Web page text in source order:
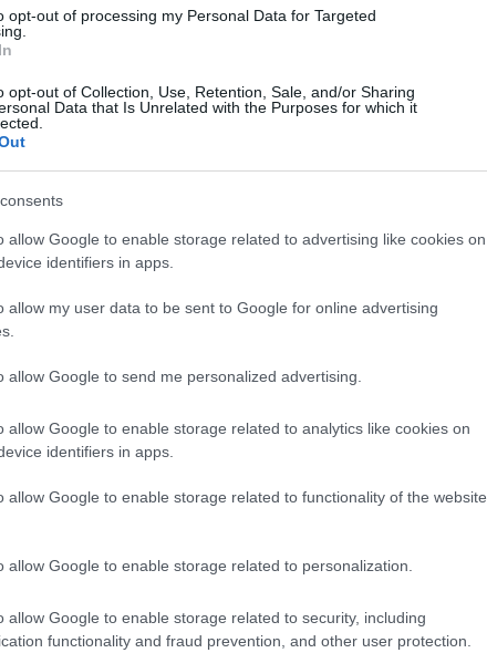
opt-out of processing my Personal Data for Targeted
opt-out of Collection, Use, Retention, Sale, and/or Sharing
Data that Is Unrelated with the Purposes for which it
allow Google to enable storage related to advertising like cookies on
identifiers in apps.
allow my user data to be sent to Google for online advertising
allow Google to send me personalized advertising.
allow Google to enable storage related to analytics like cookies on
identifiers in apps.
allow Google to enable storage related to functionality of the website
allow Google to enable storage related to personalization.
allow Google to enable storage related to security, including
functionality and fraud prevention, and other user protection.
botrány miatt szűnik meg. Tavaly az
Murdoch nagy-britanniai cége egyik napról a
vasárnapi bulvárlapja, a 168 évvel
megjelentetését, miután kiderült, hogy a lap pár
és lehallgatta egy elrabolt és brutális
angol kislány mobiltelefonjának
halott gyermeket a rendőrség még nagy
jelenleg éppen kilencnapos hivatalos
az utazást teljesen beárnyékolja a hercegnőről
párral, egyetlen brit újság sem közölte a
is felajánlották a képeket -, ugyanakkor
bírálják Katalin hercegnőt elővigyázatlanságáért.
tekintélyes Majesty magazin főszerkesztője, Ingrid
lehetett ennyire bolond". Steward szerint
feleségétől "elvárható lett volna egy
státusa azzal jár, hogy "abszolút nincs helye
hogy nem lett volna szabad félmeztelenül
az országban, amely a világ
hírhedt - írta aMajestymagazin főszerkesztője.
édesanyját, az 1997-ben Párizsban
a szó szoros értelmében élete utolsó
bulvárfotósok.